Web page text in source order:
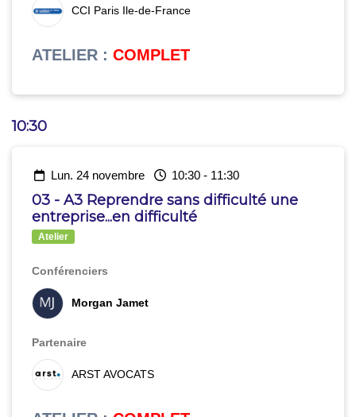
CCI Paris Ile-de-France
ATELIER : COMPLET
10:30
lun. 24 novembre 10:30- 11:30
03 - A3 Reprendre sans difficulté une
entreprise...en difficulté
Atelier
Conférenciers
Morgan Jamet
Partenaire
ARST AVOCATS